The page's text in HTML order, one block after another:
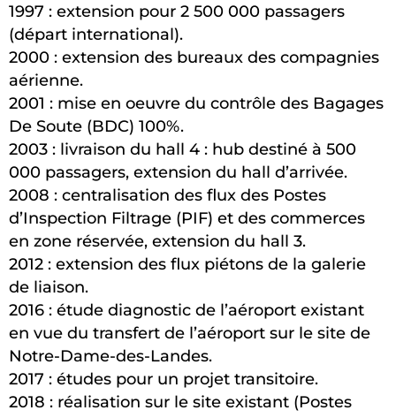
1997 : extension pour 2 500 000 passagers
(départ international).
2000 : extension des bureaux des compagnies
aérienne.
2001 : mise en oeuvre du contrôle des Bagages
De Soute (BDC) 100%.
2003 : livraison du hall 4 : hub destiné à 500
000 passagers, extension du hall d’arrivée.
2008 : centralisation des flux des Postes
d’Inspection Filtrage (PIF) et des commerces
en zone réservée, extension du hall 3.
2012 : extension des flux piétons de la galerie
de liaison.
2016 : étude diagnostic de l’aéroport existant
en vue du transfert de l’aéroport sur le site de
Notre-Dame-des-Landes.
2017 : études pour un projet transitoire.
2018 : réalisation sur le site existant (Postes